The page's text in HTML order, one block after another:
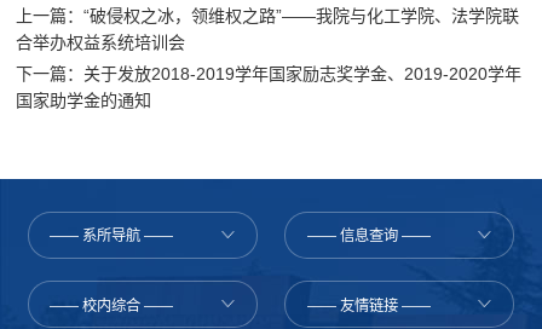
上一篇：“破侵权之冰，领维权之路”——我院与化工学院、法学院联
合举办权益系统培训会
下一篇：关于发放2018-2019学年国家励志奖学金、2019-2020学年
国家助学金的通知